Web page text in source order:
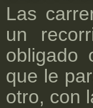
Las
un
obligado
que le
otro, con